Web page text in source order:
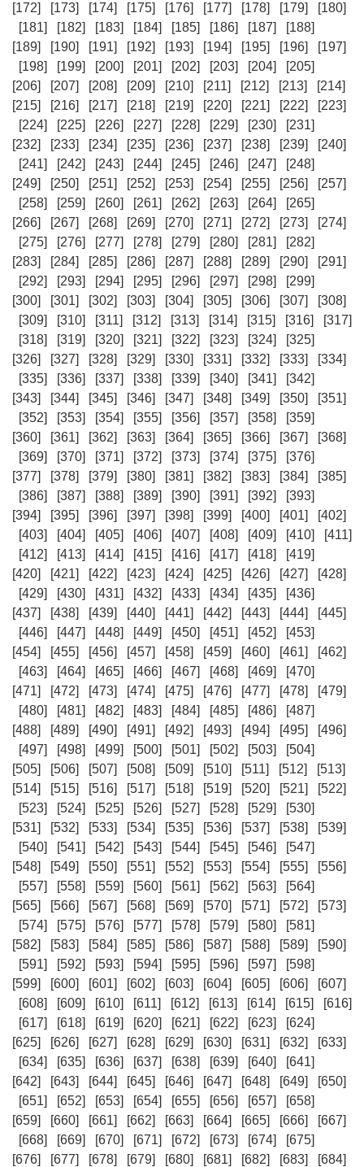
[172]
[173] [174] [175] [176] [177] [178] [179]
[180]
[181]
[182] [183] [184] [185] [186] [187]
[188]
[189]
[190] [191] [192] [193] [194] [195] [196]
[197]
[198]
[199] [200] [201] [202] [203] [204]
[205]
[206]
[207] [208] [209] [210] [211] [212] [213]
[214]
[215]
[216] [217] [218] [219] [220] [221] [222]
[223]
[224]
[225] [226] [227] [228] [229] [230]
[231]
[232]
[233] [234] [235] [236] [237] [238] [239]
[240]
[241]
[242] [243] [244] [245] [246] [247]
[248]
[249]
[250] [251] [252] [253] [254] [255] [256]
[257]
[258]
[259] [260] [261] [262] [263] [264]
[265]
[266]
[267] [268] [269] [270] [271] [272] [273]
[274]
[275]
[276] [277] [278] [279] [280] [281]
[282]
[283]
[284] [285] [286] [287] [288] [289] [290]
[291]
[292]
[293] [294] [295] [296] [297] [298]
[299]
[300]
[301] [302] [303] [304] [305] [306] [307]
[308]
[309]
[310] [311] [312] [313] [314] [315] [316]
[317]
[318]
[319] [320] [321] [322] [323] [324]
[325]
[326]
[327] [328] [329] [330] [331] [332] [333]
[334]
[335]
[336] [337] [338] [339] [340] [341]
[342]
[343]
[344] [345] [346] [347] [348] [349] [350]
[351]
[352]
[353] [354] [355] [356] [357] [358]
[359]
[360]
[361] [362] [363] [364] [365] [366] [367]
[368]
[369]
[370] [371] [372] [373] [374] [375]
[376]
[377]
[378] [379] [380] [381] [382] [383] [384]
[385]
[386]
[387] [388] [389] [390] [391] [392]
[393]
[394]
[395] [396] [397] [398] [399] [400] [401]
[402]
[403]
[404] [405] [406] [407] [408] [409] [410]
[411]
[412]
[413] [414] [415] [416] [417] [418]
[419]
[420]
[421] [422] [423] [424] [425] [426] [427]
[428]
[429]
[430] [431] [432] [433] [434] [435]
[436]
[437]
[438] [439] [440] [441] [442] [443] [444]
[445]
[446]
[447] [448] [449] [450] [451] [452]
[453]
[454]
[455] [456] [457] [458] [459] [460] [461]
[462]
[463]
[464] [465] [466] [467] [468] [469]
[470]
[471]
[472] [473] [474] [475] [476] [477] [478]
[479]
[480]
[481] [482] [483] [484] [485] [486]
[487]
[488]
[489] [490] [491] [492] [493] [494] [495]
[496]
[497]
[498] [499] [500] [501] [502] [503]
[504]
[505]
[506] [507] [508] [509] [510] [511] [512]
[513]
[514]
[515] [516] [517] [518] [519] [520] [521]
[522]
[523]
[524] [525] [526] [527] [528] [529]
[530]
[531]
[532] [533] [534] [535] [536] [537] [538]
[539]
[540]
[541] [542] [543] [544] [545] [546]
[547]
[548]
[549] [550] [551] [552] [553] [554] [555]
[556]
[557]
[558] [559] [560] [561] [562] [563]
[564]
[565]
[566] [567] [568] [569] [570] [571] [572]
[573]
[574]
[575] [576] [577] [578] [579] [580]
[581]
[582]
[583] [584] [585] [586] [587] [588] [589]
[590]
[591]
[592] [593] [594] [595] [596] [597]
[598]
[599]
[600] [601] [602] [603] [604] [605] [606]
[607]
[608]
[609] [610] [611] [612] [613] [614] [615]
[616]
[617]
[618] [619] [620] [621] [622] [623]
[624]
[625]
[626] [627] [628] [629] [630] [631] [632]
[633]
[634]
[635] [636] [637] [638] [639] [640]
[641]
[642]
[643] [644] [645] [646] [647] [648] [649]
[650]
[651]
[652] [653] [654] [655] [656] [657]
[658]
[659]
[660] [661] [662] [663] [664] [665] [666]
[667]
[668]
[669] [670] [671] [672] [673] [674]
[675]
[676]
[677] [678] [679] [680] [681] [682] [683]
[684]